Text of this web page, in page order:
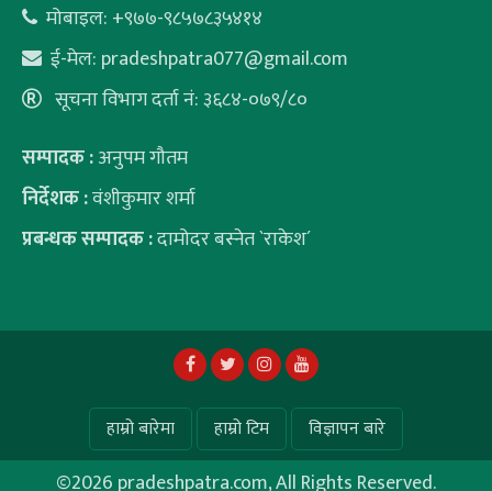
मोबाइल: +९७७-९८५७८३५४१४
ई-मेल: pradeshpatra077@gmail.com
सूचना विभाग दर्ता नं: ३६८४-०७९/८०
सम्पादक :अनुपम गौतम
निर्देशक :वंशीकुमार शर्मा
प्रबन्धक सम्पादक :दामोदर बस्नेत `राकेश´
हाम्रो बारेमा हाम्रो टिम विज्ञापन बारे
©2026 pradeshpatra.com, All Rights Reserved.